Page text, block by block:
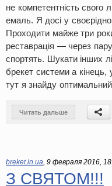
не компетентність свого
емаль. Я досі у
Проходити майже три
реставрація — через
спортять. Шукати інших
брекет системи а кінець,
тут я знайду
Читать дальше
breket.in.ua, 9 февраля 2016,
З СВЯТОМ!!!